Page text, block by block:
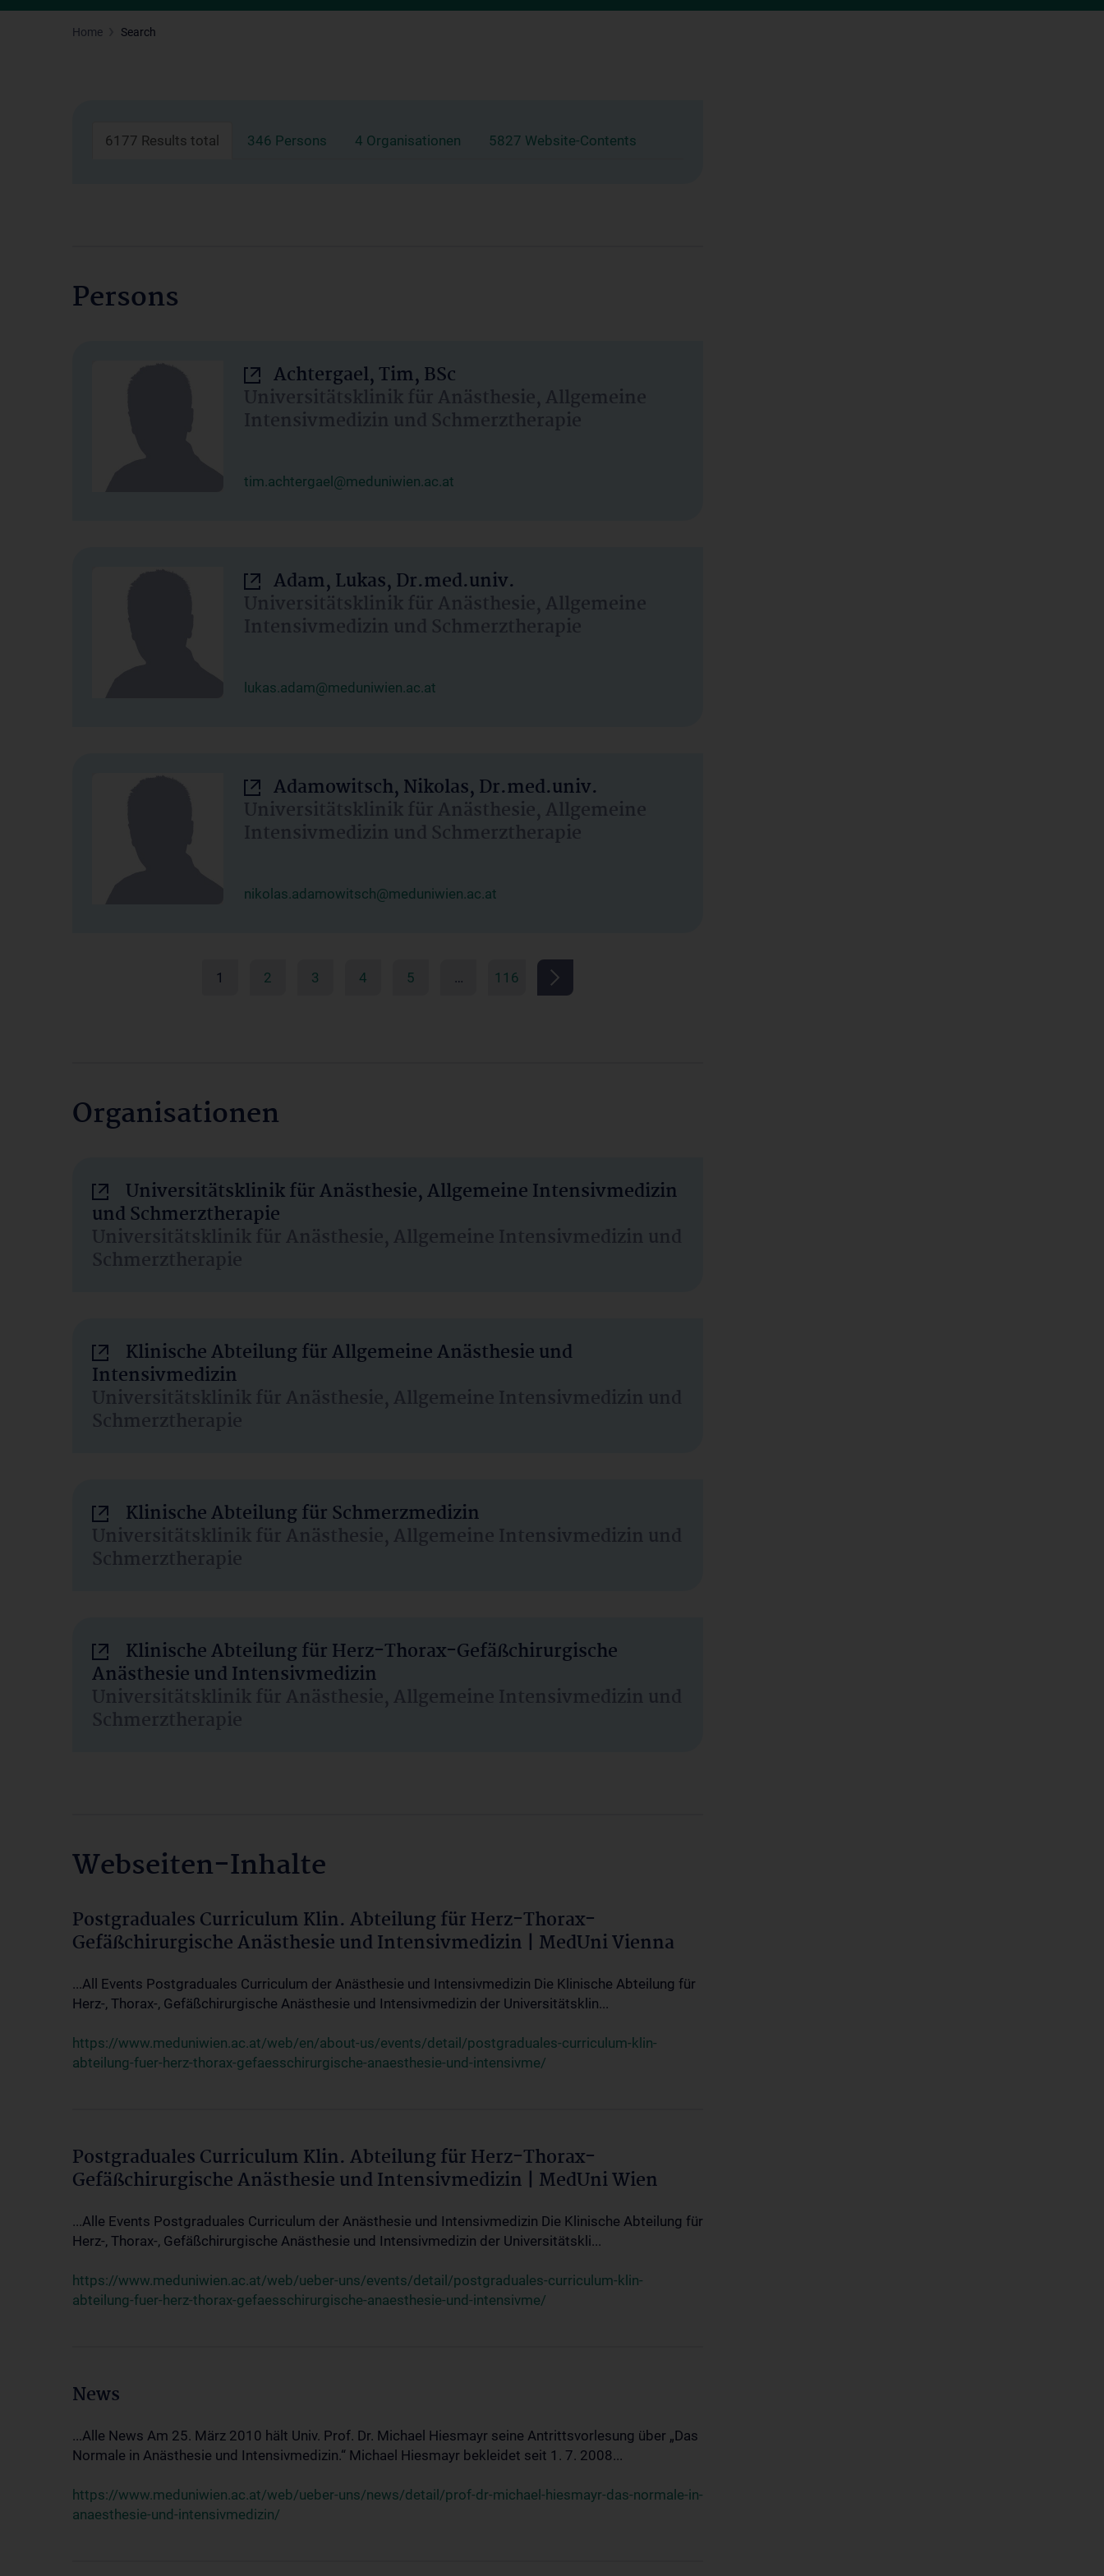
Home Search
6177 Results total 346 Persons 4 Organisationen 5827 Website-Contents
Persons
Achtergael, Tim, BSc
Universitätsklinik für Anästhesie, Allgemeine
Intensivmedizin und Schmerztherapie
tim.achtergael@meduniwien.ac.at
Adam, Lukas, Dr.med.univ.
Universitätsklinik für Anästhesie, Allgemeine
Intensivmedizin und Schmerztherapie
lukas.adam@meduniwien.ac.at
Adamowitsch, Nikolas, Dr.med.univ.
Universitätsklinik für Anästhesie, Allgemeine
Intensivmedizin und Schmerztherapie
nikolas.adamowitsch@meduniwien.ac.at
1 2 3 4 5 … 116
Organisationen
Universitätsklinik für Anästhesie, Allgemeine Intensivmedizin
und Schmerztherapie
Universitätsklinik für Anästhesie, Allgemeine Intensivmedizin und
Schmerztherapie
Klinische Abteilung für Allgemeine Anästhesie und
Intensivmedizin
Universitätsklinik für Anästhesie, Allgemeine Intensivmedizin und
Schmerztherapie
Klinische Abteilung für Schmerzmedizin
Universitätsklinik für Anästhesie, Allgemeine Intensivmedizin und
Schmerztherapie
Klinische Abteilung für Herz-Thorax-Gefäßchirurgische
Anästhesie und Intensivmedizin
Universitätsklinik für Anästhesie, Allgemeine Intensivmedizin und
Schmerztherapie
Webseiten-Inhalte
Postgraduales Curriculum Klin. Abteilung für Herz-Thorax-
Gefäßchirurgische Anästhesie und Intensivmedizin | MedUni Vienna
...All Events Postgraduales Curriculum der Anästhesie und Intensivmedizin Die Klinische Abteilung für
Herz-, Thorax-, Gefäßchirurgische Anästhesie und Intensivmedizin der Universitätsklin...
https://www.meduniwien.ac.at/web/en/about-us/events/detail/postgraduales-curriculum-klin-
abteilung-fuer-herz-thorax-gefaesschirurgische-anaesthesie-und-intensivme/
Postgraduales Curriculum Klin. Abteilung für Herz-Thorax-
Gefäßchirurgische Anästhesie und Intensivmedizin | MedUni Wien
...Alle Events Postgraduales Curriculum der Anästhesie und Intensivmedizin Die Klinische Abteilung für
Herz-, Thorax-, Gefäßchirurgische Anästhesie und Intensivmedizin der Universitätskli...
https://www.meduniwien.ac.at/web/ueber-uns/events/detail/postgraduales-curriculum-klin-
abteilung-fuer-herz-thorax-gefaesschirurgische-anaesthesie-und-intensivme/
News
...Alle News Am 25. März 2010 hält Univ. Prof. Dr. Michael Hiesmayr seine Antrittsvorlesung über „Das
Normale in Anästhesie und Intensivmedizin.“ Michael Hiesmayr bekleidet seit 1. 7. 2008...
https://www.meduniwien.ac.at/web/ueber-uns/news/detail/prof-dr-michael-hiesmayr-das-normale-in-
anaesthesie-und-intensivmedizin/